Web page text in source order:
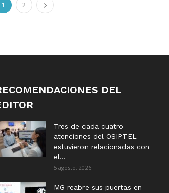
1 2
DEL
Tres de cada cuatro
atenciones del OSIPTEL
estuvieron relacionadas con
el...
5 agosto, 2026
MG reabre sus puertas en